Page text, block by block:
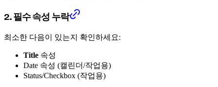
2. 필수 속성 누락
최소한 다음이 있는지 확인하세요:
Title 속성
Date 속성 (캘린더/작업용)
Status/Checkbox (작업용)